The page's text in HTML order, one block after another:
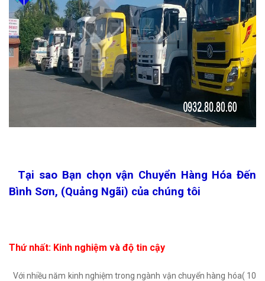
Tại sao Bạn chọn vận Chuyển Hàng Hóa Đến
Bình Sơn, (Quảng Ngãi) của chúng tôi
Thứ nhất: Kinh nghiệm và độ tin cậy
Với nhiều năm kinh nghiệm trong ngành vận chuyển hàng hóa( 10